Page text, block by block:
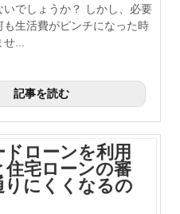
いでしょうか？ しかし、必要
も生活費がピンチになった時
...
記事を読む
ドローンを利用
住宅ローンの審
りにくくなるの